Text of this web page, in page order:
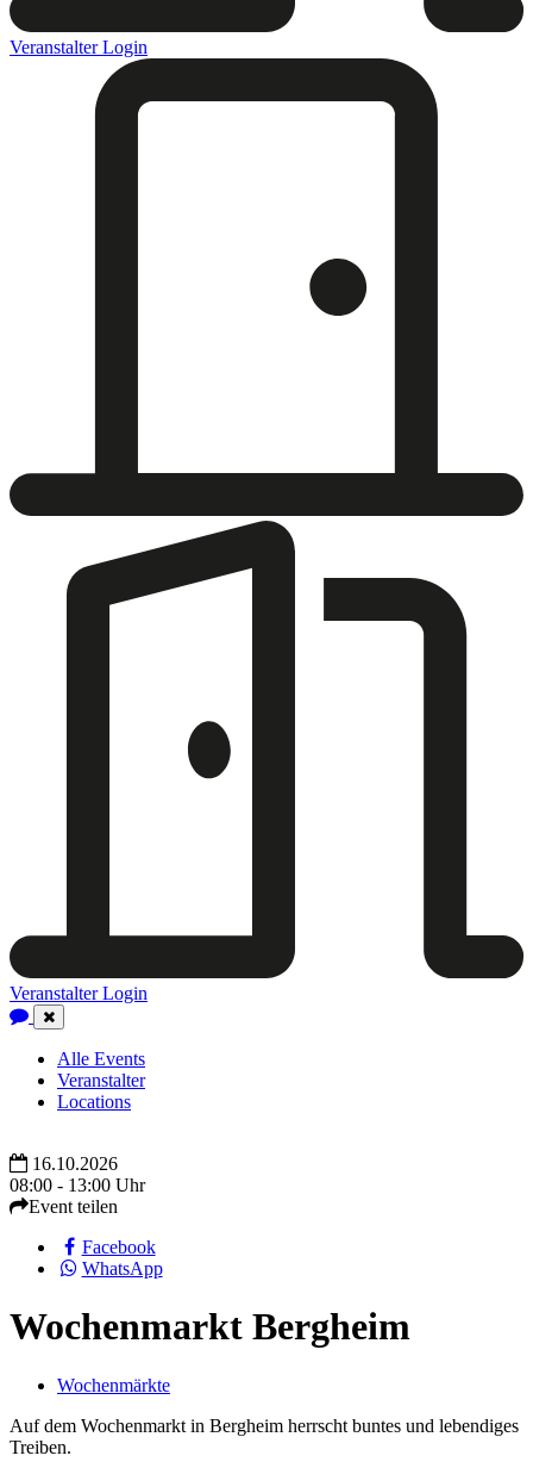
Veranstalter Login
Veranstalter Login
Close
Navigation
Alle Events
Veranstalter
Locations
16.10.2026
08:00 - 13:00 Uhr
Event teilen
Facebook
WhatsApp
Wochenmarkt Bergheim
Wochenmärkte
Auf dem Wochenmarkt in Bergheim herrscht buntes und lebendiges
Treiben.